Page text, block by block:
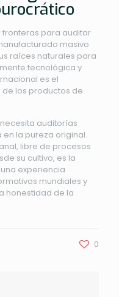
fronteras para auditar
masivo
raíces naturales para
tecnológica y
es el
los productos de
auditorías
la pureza original.
libre de procesos
su cultivo, es la
experiencia
mundiales y
honestidad de la
0